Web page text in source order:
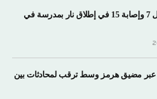
الشرطة: مقتل 7 وإصابة 15 في إطلاق نار بمدرسة في
عبر مضيق هرمز وسط ترقب لمحادثات بين